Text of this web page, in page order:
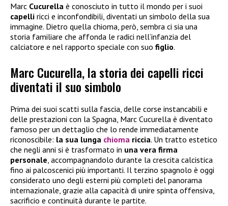
Marc Cucurella è conosciuto in tutto il mondo per i suoi
capelli ricci e inconfondibili, diventati un simbolo della sua
immagine. Dietro quella chioma, però, sembra ci sia una
storia familiare che affonda le radici nell’infanzia del
calciatore e nel rapporto speciale con suo figlio.
Marc Cucurella, la storia dei capelli ricci
diventati il suo simbolo
Prima dei suoi scatti sulla fascia, delle corse instancabili e
delle prestazioni con la Spagna, Marc Cucurella è diventato
famoso per un dettaglio che lo rende immediatamente
riconoscibile: la sua lunga chioma riccia. Un tratto estetico
che negli anni si è trasformato in una vera firma
personale , accompagnandolo durante la crescita calcistica
fino ai palcoscenici più importanti. Il terzino spagnolo è oggi
considerato uno degli esterni più completi del panorama
internazionale, grazie alla capacità di unire spinta offensiva,
sacrificio e continuità durante le partite.